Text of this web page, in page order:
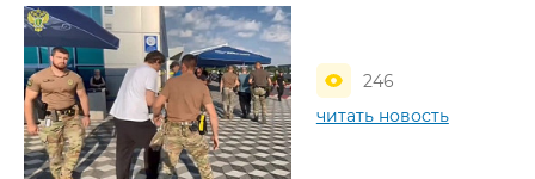
246
читать новость